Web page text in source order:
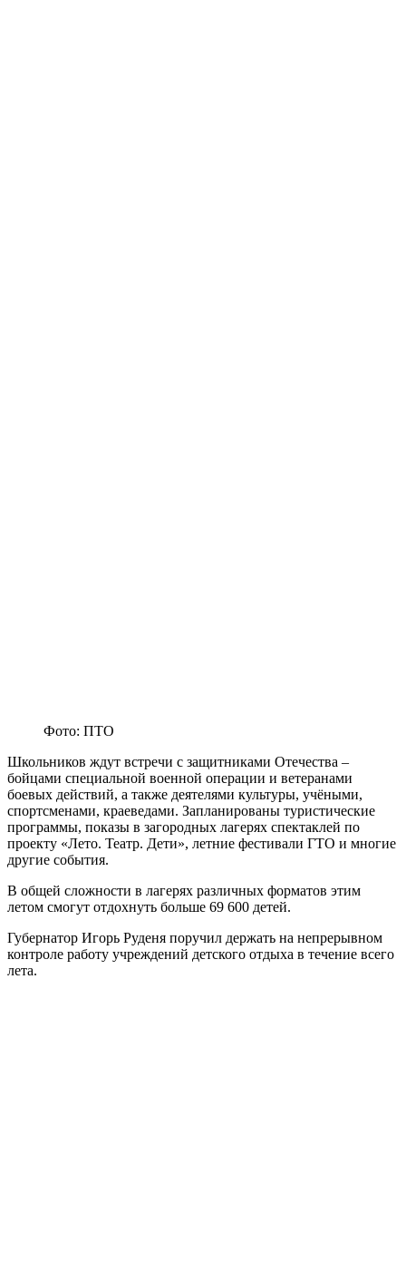
Фото: ПТО
Школьников ждут встречи с защитниками Отечества –
бойцами специальной военной операции и ветеранами
боевых действий, а также деятелями культуры, учёными,
спортсменами, краеведами. Запланированы туристические
программы, показы в загородных лагерях спектаклей по
проекту «Лето. Театр. Дети», летние фестивали ГТО и многие
другие события.
В общей сложности в лагерях различных форматов этим
летом смогут отдохнуть больше 69 600 детей.
Губернатор Игорь Руденя поручил держать на непрерывном
контроле работу учреждений детского отдыха в течение всего
лета.